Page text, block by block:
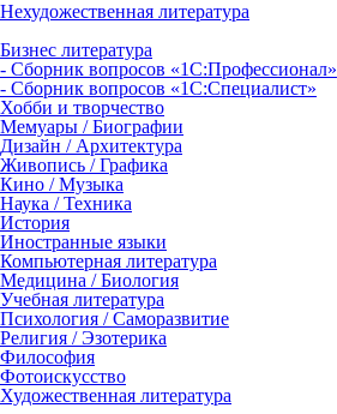
Нехудожественная литература
Бизнес литература
- Сборник вопросов «1С:Профессионал»
- Сборник вопросов «1С:Специалист»
Хобби и творчество
Мемуары / Биографии
Дизайн / Архитектура
Живопись / Графика
Кино / Музыка
Наука / Техника
История
Иностранные языки
Компьютерная литература
Медицина / Биология
Учебная литература
Психология / Саморазвитие
Религия / Эзотерика
Философия
Фотоискусство
Художественная литература